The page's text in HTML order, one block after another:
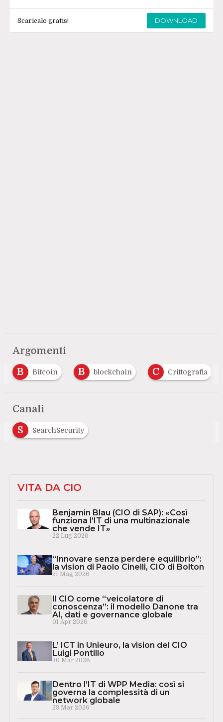
Scaricalo gratis! DOWNLOAD
Argomenti
B
Bitcoin B blockchain C Crittografia
Canali
S
SearchSecurity
VITA DA CIO
Benjamin Blau (CIO di SAP): «Così
funziona l’IT di una multinazionale
che vende IT»
22 Lug 2026
“Innovare senza perdere equilibrio”:
la vision di Paolo Cinelli, CIO di Bolton
21 Mag 2026
Il CIO come “veicolatore di
conoscenza”: il modello Danone tra
AI, dati e governance globale
01 Apr 2026
L’ ICT in Unieuro, la vision del CIO
Luigi Pontillo
30 Mar 2026
Dentro l’IT di WPP Media: così si
governa la complessità di un
network globale
23 Mar 2026